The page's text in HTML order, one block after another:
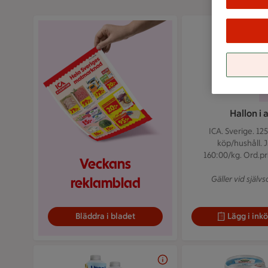
Veckans
reklamblad
Bläddra i bladet
Hallon i
ICA. Sverige.
köp/hushåll.
160:00/kg.
Gäller vid
Lägg i